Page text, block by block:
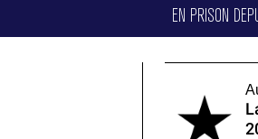
EN PRISON